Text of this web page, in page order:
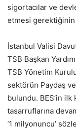
sigortacılar ve
etmesi gerektiğinin
İstanbul Valisi
TSB Başkan
TSB Yönetim
sektörün Paydaş
bulundu. BES’in ilk
tasarruflarına
‘1 milyonuncu’